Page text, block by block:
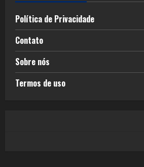
Política de Privacidade
Contato
Sobre nós
Termos de uso